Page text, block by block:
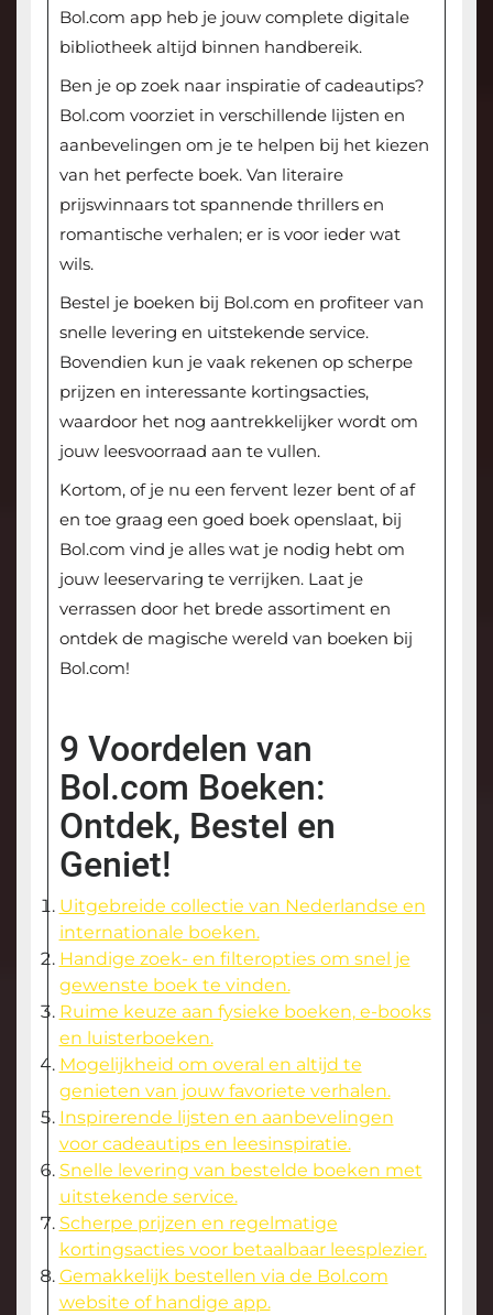
Bol.com app heb je jouw complete digitale
bibliotheek altijd binnen handbereik.
Ben je op zoek naar inspiratie of cadeautips?
Bol.com voorziet in verschillende lijsten en
aanbevelingen om je te helpen bij het kiezen
van het perfecte boek. Van literaire
prijswinnaars tot spannende thrillers en
romantische verhalen; er is voor ieder wat
wils.
Bestel je boeken bij Bol.com en profiteer van
snelle levering en uitstekende service.
Bovendien kun je vaak rekenen op scherpe
prijzen en interessante kortingsacties,
waardoor het nog aantrekkelijker wordt om
jouw leesvoorraad aan te vullen.
Kortom, of je nu een fervent lezer bent of af
en toe graag een goed boek openslaat, bij
Bol.com vind je alles wat je nodig hebt om
jouw leeservaring te verrijken. Laat je
verrassen door het brede assortiment en
ontdek de magische wereld van boeken bij
Bol.com!
9 Voordelen van
Bol.com Boeken:
Ontdek, Bestel en
Geniet!
Uitgebreide collectie van Nederlandse en
internationale boeken.
Handige zoek- en filteropties om snel je
gewenste boek te vinden.
Ruime keuze aan fysieke boeken, e-books
en luisterboeken.
Mogelijkheid om overal en altijd te
genieten van jouw favoriete verhalen.
Inspirerende lijsten en aanbevelingen
voor cadeautips en leesinspiratie.
Snelle levering van bestelde boeken met
uitstekende service.
Scherpe prijzen en regelmatige
kortingsacties voor betaalbaar leesplezier.
Gemakkelijk bestellen via de Bol.com
website of handige app.